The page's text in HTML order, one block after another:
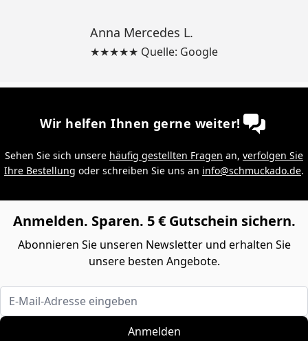
Anna Mercedes L.
★★★★★ Quelle: Google
Wir helfen Ihnen gerne weiter!
Sehen Sie sich unsere häufig gestellten Fragen an, verfolgen Sie
Ihre Bestellung oder schreiben Sie uns an info@schmuckado.de.
Anmelden. Sparen. 5 € Gutschein sichern.
Abonnieren Sie unseren Newsletter und erhalten Sie
unsere besten Angebote.
E-Mail-Adresse eingeben
Anmelden